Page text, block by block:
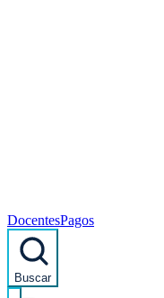
DocentesPagos
Buscar